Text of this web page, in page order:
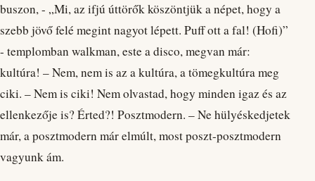
buszon, - „Mi, az ifjú úttörők köszöntjük a népet, hogy a
szebb jövő felé megint nagyot lépett. Puff ott a fal! (Hofi)”
- templomban walkman, este a disco, megvan már:
kultúra! – Nem, nem is az a kultúra, a tömegkultúra meg
ciki. – Nem is ciki! Nem olvastad, hogy minden igaz és az
ellenkezője is? Érted?! Posztmodern. – Ne hülyéskedjetek
már, a posztmodern már elmúlt, most poszt-posztmodern
vagyunk ám.